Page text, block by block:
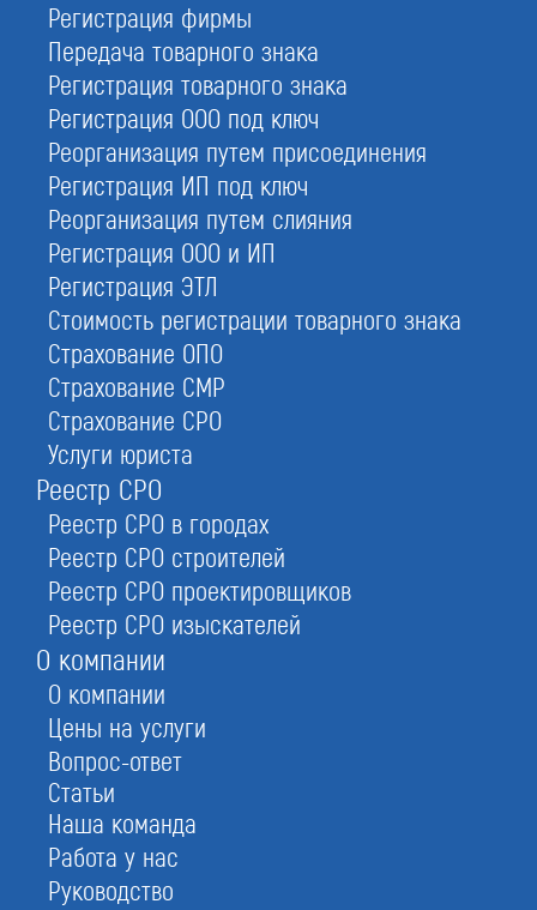
Регистрация фирмы
Передача товарного знака
Регистрация товарного знака
Регистрация ООО под ключ
Реорганизация путем присоединения
Регистрация ИП под ключ
Реорганизация путем слияния
Регистрация ООО и ИП
Регистрация ЭТЛ
Стоимость регистрации товарного знака
Страхование ОПО
Страхование СМР
Страхование СРО
Услуги юриста
Реестр СРО
Реестр СРО в городах
Реестр СРО строителей
Реестр СРО проектировщиков
Реестр СРО изыскателей
О компании
О компании
Цены на услуги
Вопрос-ответ
Статьи
Наша команда
Работа у нас
Руководство
Отзывы по регистрации фирм
с 2007 года
Подписывайтесь!
Принимаем оплаты:
Политика о предоставлении персональных данных
СтройЮрист
© 2007–2026
ИНН: 7703459915
Телефоны
8 (800) 700-15-25